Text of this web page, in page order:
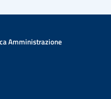
Amministrazione